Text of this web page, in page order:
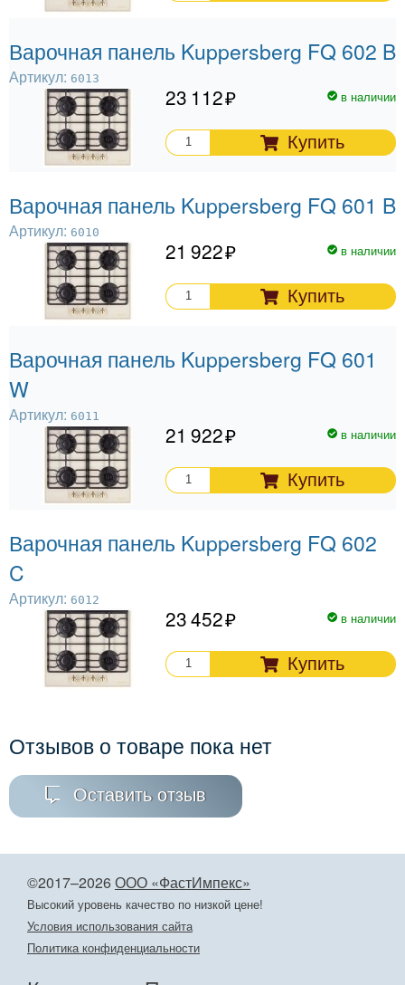
Варочная панель Kuppersberg FQ 602 B
Артикул: 6013
23 112 в наличии
Купить
Варочная панель Kuppersberg FQ 601 B
Артикул: 6010
21 922 в наличии
Купить
Варочная панель Kuppersberg FQ 601
W
Артикул: 6011
21 922 в наличии
Купить
Варочная панель Kuppersberg FQ 602
C
Артикул: 6012
23 452 в наличии
Купить
Отзывов о товаре пока нет
Оставить отзыв
©2017–2026ООО «ФастИмпекс»
Высокий уровень качество по низкой цене!
Условия использования сайта
Политика конфиденциальности